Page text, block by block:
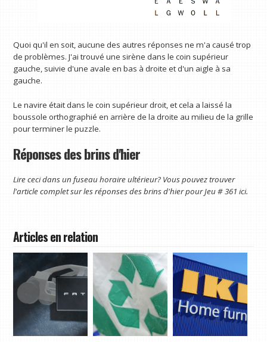
Quoi qu'il en soit, aucune des autres réponses ne m'a causé trop
de problèmes. J'ai trouvé une sirène dans le coin supérieur
gauche, suivie d'une avale en bas à droite et d'un aigle à sa
gauche.
Le navire était dans le coin supérieur droit, et cela a laissé la
boussole orthographié en arrière de la droite au milieu de la grille
pour terminer le puzzle.
Réponses des brins d'hier
Lire ceci dans un fuseau horaire ultérieur? Vous pouvez trouver
l'article complet sur les réponses des brins d'hier pourJeu # 361 ici.
Articles en relation